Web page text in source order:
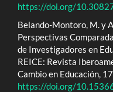
https://doi.org/
Belando-Montoro, M. y
Perspectivas
de Investigadores en
REICE: Revista
Cambio en Educación,
https://doi.org/